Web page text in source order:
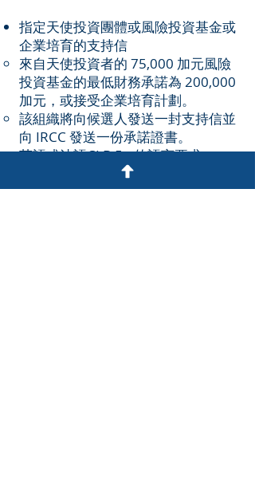
指定天使投資團體或風險投資基金或
企業培育的支持信
來自天使投資者的 75,000 加元風險
投資基金的最低財務承諾為 200,000
加元，或接受企業培育計劃。
該組織將向候選人發送一封支持信並
向 IRCC 發送一份承諾證書。
英語或法語CLB 5+ 的語言要求。
充足安置生活資金的證明。
一個商業計劃最多允許有 5 名申請